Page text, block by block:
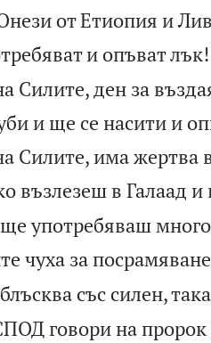
от Етиопия и
и опъват лък!
ден за
и ще се насити и
Силите, има жертва в
възлезеш в Галаад
употребяваш
чуха за
със силен,
говори на